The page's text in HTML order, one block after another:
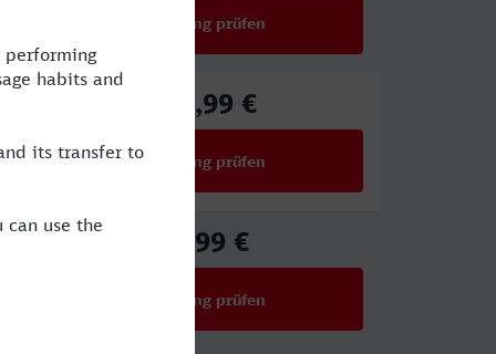
Verbindung prüfen
108,99 €
Verbindung prüfen
59,99 €
Verbindung prüfen